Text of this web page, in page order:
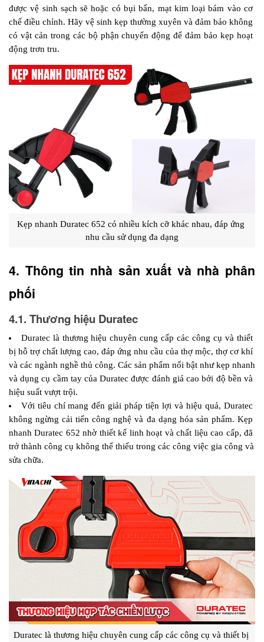
được vệ sinh sạch sẽ hoặc có bụi bẩn, mạt kim loại bám vào cơ
chế điều chỉnh. Hãy vệ sinh kẹp thường xuyên và đảm bảo không
có vật cản trong các bộ phận chuyển động để đảm bảo kẹp hoạt
động trơn tru.
Kẹp nhanh Duratec 652 có nhiều kích cỡ khác nhau, đáp ứng
nhu cầu sử dụng đa dạng
4. Thông tin nhà sản xuất và nhà phân
phối
4.1. Thương hiệu Duratec
Duratec là thương hiệu chuyên cung cấp các công cụ và thiết
bị hỗ trợ chất lượng cao, đáp ứng nhu cầu của thợ mộc, thợ cơ khí
và các ngành nghề thủ công. Các sản phẩm nổi bật như kẹp nhanh
và dụng cụ cầm tay của Duratec được đánh giá cao bởi độ bền và
hiệu suất vượt trội.
Với tiêu chí mang đến giải pháp tiện lợi và hiệu quả, Duratec
không ngừng cải tiến công nghệ và đa dạng hóa sản phẩm. Kẹp
nhanh Duratec 652 nhờ thiết kế linh hoạt và chất liệu cao cấp, đã
trở thành công cụ không thể thiếu trong các công việc gia công và
sửa chữa.
Duratec là thương hiệu chuyên cung cấp các công cụ và thiết bị